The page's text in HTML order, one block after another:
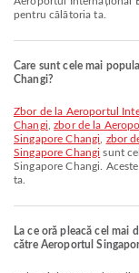
pentru călătoria ta.
Care sunt cele mai
Changi?
zbor de la Aeroportul Internațional Taipei Taoyuan la Aeroportul Singapore
Changi ,zbor de la
Singapore Changi
zbor
Singapore Changi sunt
Singapore Changi.
ta.
La ce oră pleacă cel
către Aeroportul